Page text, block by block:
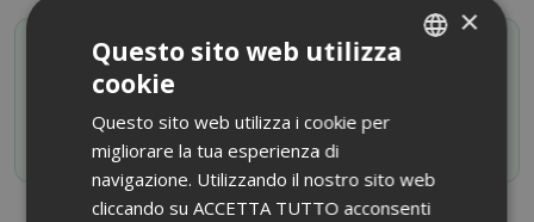
SAIDA OFFERTE VIP
Attiva il tuo codice sconto iscrivendoti al canale
Whatsapp
ISCRIVITI ORA
×
Questo sito web utilizza
cookie
Questo sito web utilizza i cookie per
migliorare la tua esperienza di
navigazione. Utilizzando il nostro sito web
cliccando su ACCETTA TUTTO acconsenti